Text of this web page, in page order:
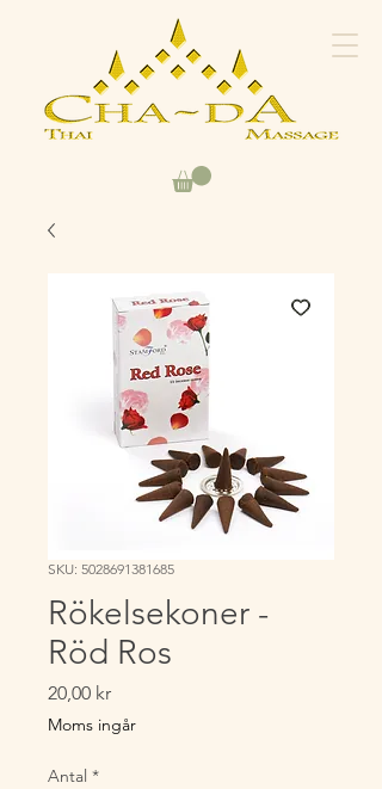
SKU: 5028691381685
Rökelsekoner -
Röd Ros
20,00 krPris
Moms ingår
Antal *